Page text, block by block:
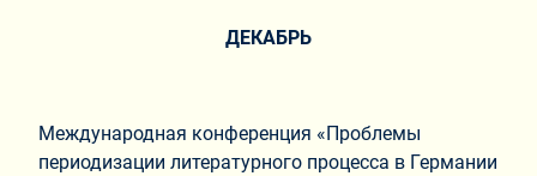
ДЕКАБРЬ
Международная конференция «Проблемы
периодизации литературного процесса в Германии